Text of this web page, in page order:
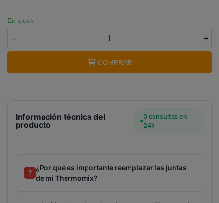
En stock
- +
COMPRAR
Información técnica del
producto
0 consultas en
24h
?
¿Por qué es importante reemplazar las juntas
de mi Thermomix?